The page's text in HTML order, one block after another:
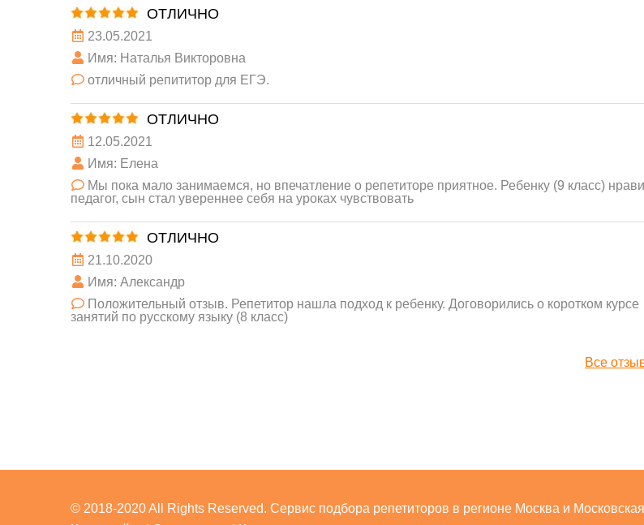
ОТЛИЧНО
23.05.2021
Имя: Наталья Викторовна
отличный репититор для ЕГЭ.
ОТЛИЧНО
12.05.2021
Имя: Елена
Мы пока мало занимаемся, но впечатление о репетиторе приятное. Ребенку (9 класс)
педагог, сын стал увереннее себя на уроках чувствовать
ОТЛИЧНО
21.10.2020
Имя: Александр
Положительный отзыв. Репетитор нашла подход к ребенку. Договорились о коротком курсе
занятий по русскому языку (8 класс)
Все
© 2018-2020 All Rights Reserved. Сервис подбора репетиторов в регионе Москва и Московская